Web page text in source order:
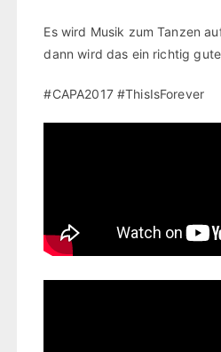
Es wird Musik zum Tanzen
dann wird das ein richtig
#CAPA2017 #ThisIsForever